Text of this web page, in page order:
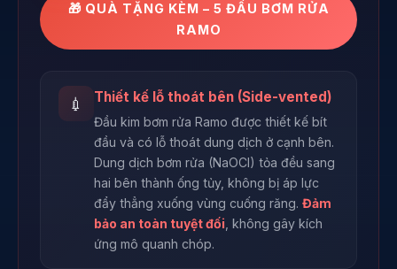
🎁 QUÀ TẶNG KÈM – 5 ĐẦU BƠM RỬA
RAMO
💉 Thiết kế lỗ thoát bên (Side-vented)
Đầu kim bơm rửa Ramo được thiết kế bít
đầu và có lỗ thoát dung dịch ở cạnh bên.
Dung dịch bơm rửa (NaOCl) tỏa đều sang
hai bên thành ống tủy, không bị áp lực
đẩy thẳng xuống vùng cuống răng. Đảm
bảo an toàn tuyệt đối , không gây kích
ứng mô quanh chóp.